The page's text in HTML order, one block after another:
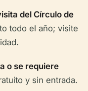
del Círculo de
todo el año; visite
o se requiere
y sin entrada.